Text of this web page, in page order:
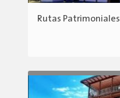
Rutas Patrimoniales